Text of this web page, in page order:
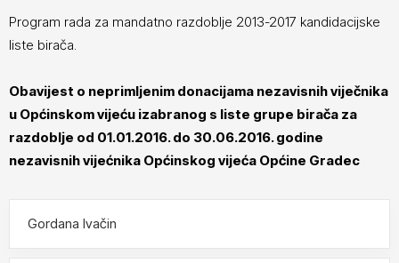
Program rada za mandatno razdoblje 2013-2017 kandidacijske
liste birača.
Obavijest o neprimljenim donacijama nezavisnih viječnika
u Općinskom vijeću izabranog s liste grupe birača za
razdoblje od 01.01.2016. do 30.06.2016. godine
nezavisnih vijećnika Općinskog vijeća Općine Gradec
Gordana Ivačin